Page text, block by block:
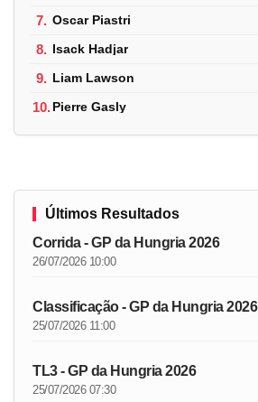
7. Oscar Piastri
8. Isack Hadjar
9. Liam Lawson
10.Pierre Gasly
Últimos Resultados
Corrida - GP da Hungria 2026
26/07/2026 10:00
Classificação - GP da Hungria 2026
25/07/2026 11:00
TL3 - GP da Hungria 2026
25/07/2026 07:30